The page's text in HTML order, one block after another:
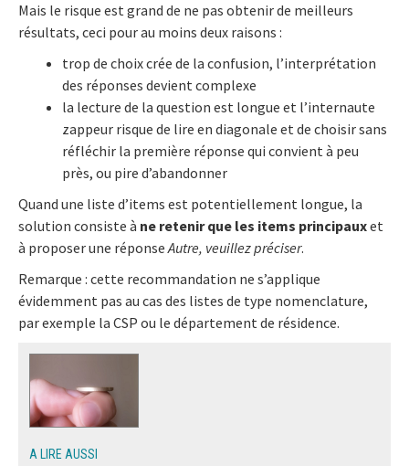
Mais le risque est grand de ne pas obtenir de meilleurs
résultats, ceci pour au moins deux raisons :
trop de choix crée de la confusion, l’interprétation
des réponses devient complexe
la lecture de la question est longue et l’internaute
zappeur risque de lire en diagonale et de choisir sans
réfléchir la première réponse qui convient à peu
près, ou pire d’abandonner
Quand une liste d’items est potentiellement longue, la
solution consiste à ne retenir que les items principauxet
à proposer une réponseAutre, veuillez préciser.
Remarque : cette recommandation ne s’applique
évidemment pas au cas des listes de type nomenclature,
par exemple la CSP ou le département de résidence.
A LIRE AUSSI